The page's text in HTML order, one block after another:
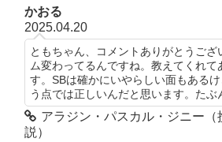
かおる
2025.04.20
ともちゃん、コメントありがとうござ
ム変わってるんですね。教えてくれて
す。SBは確かにいやらしい面もある
う点では正しいんだと思います。たぶ
アラジン・パスカル・ジニー（
説）